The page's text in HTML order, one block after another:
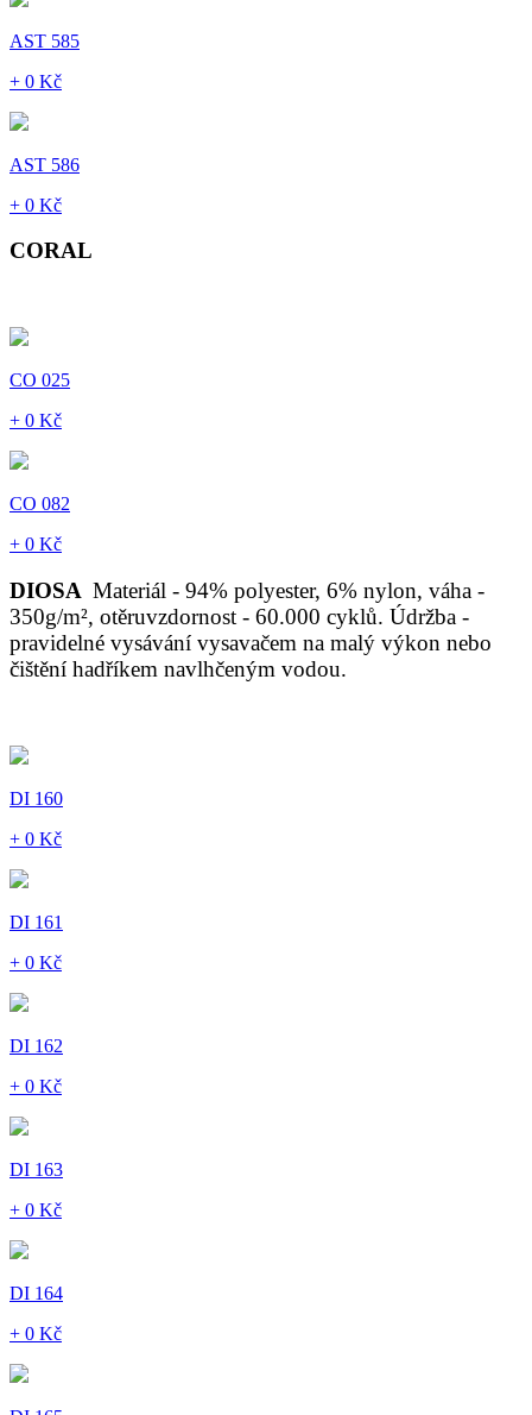
AST 585
+ 0 Kč
AST 586
+ 0 Kč
CORAL
CO 025
+ 0 Kč
CO 082
+ 0 Kč
DIOSA Materiál - 94% polyester, 6% nylon, váha -
350g/m², otěruvzdornost - 60.000 cyklů. Údržba -
pravidelné vysávání vysavačem na malý výkon nebo
čištění hadříkem navlhčeným vodou.
DI 160
+ 0 Kč
DI 161
+ 0 Kč
DI 162
+ 0 Kč
DI 163
+ 0 Kč
DI 164
+ 0 Kč